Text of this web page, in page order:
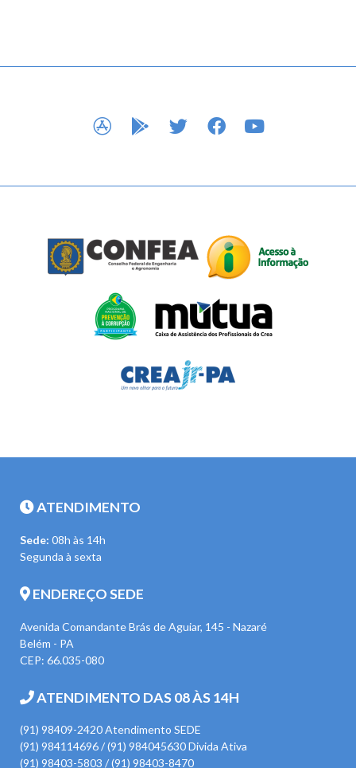
APP STOREGOOGLE PLAY
TWITTERFACEBOOK
ATENDIMENTO
Sede: 08h às 14h
Segunda à sexta
ENDEREÇO SEDE
Avenida Comandante Brás de Aguiar, 145 - Nazaré
Belém - PA
CEP: 66.035-080
ATENDIMENTO DAS 08 ÀS 14H
(91) 98409-2420 Atendimento SEDE
(91) 984114696 / (91) 984045630 Divida Ativa
(91) 98403-5803 / (91) 98403-8470